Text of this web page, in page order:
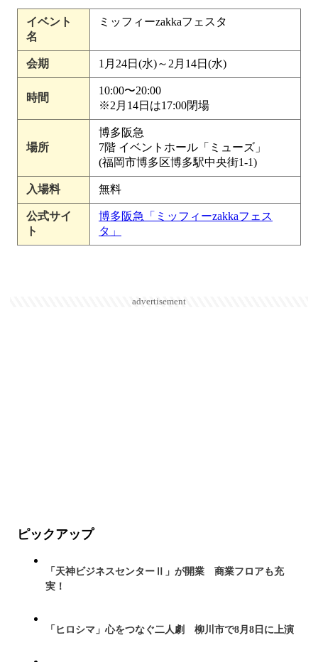
イベント
名
ミッフィーzakkaフェスタ
会期 1月24日(水)～2月14日(水)
時間
10:00〜20:00
※2月14日は17:00閉場
場所
博多阪急
7階 イベントホール「ミューズ」
(福岡市博多区博多駅中央街1-1)
入場料 無料
公式サイ
ト
博多阪急「ミッフィーzakkaフェス
タ」
advertisement
ピックアップ
「天神ビジネスセンターⅡ」が開業 商業フロアも充
実！
「ヒロシマ」心をつなぐ二人劇 柳川市で8月8日に上演